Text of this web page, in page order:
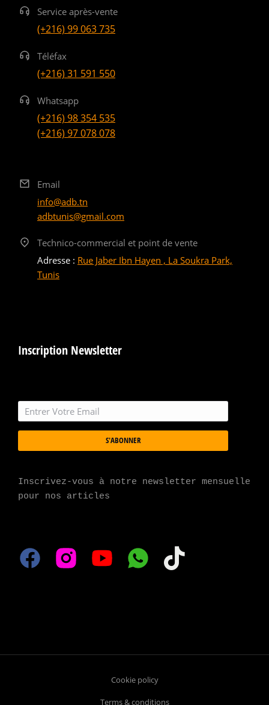
Service après-vente
(+216) 99 063 735
Téléfax
(+216) 31 591 550
Whatsapp
(+216) 98 354 535
(+216) 97 078 078
Email
info@adb.tn
adbtunis@gmail.com
Technico-commercial et point de vente
Adresse : Rue Jaber Ibn Hayen , La Soukra Park,
Tunis
Inscription Newsletter
S'ABONNER
Inscrivez-vous à notre newsletter mensuelle
pour nos articles
Cookie policy
Terms & conditions